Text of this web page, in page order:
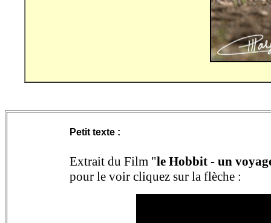
Petit texte :
Extrait du Film "le Hobbit - un
pour le voir cliquez sur la flèche :